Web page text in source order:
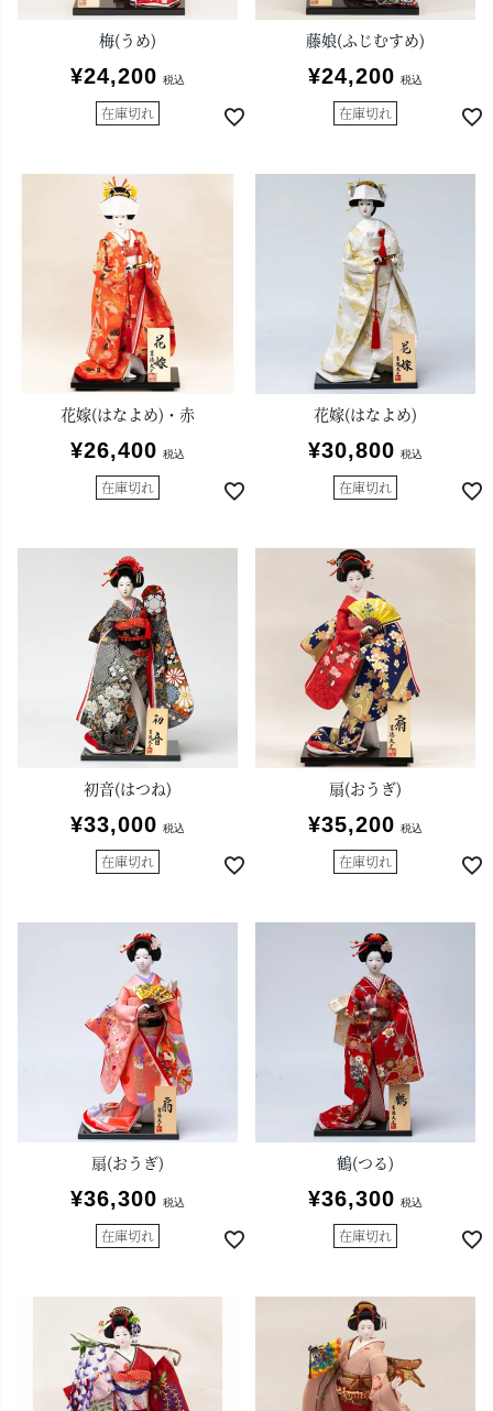
梅(うめ)
¥24,200 税込
在庫切れ
藤娘(ふじむすめ)
¥24,200 税込
在庫切れ
花嫁(はなよめ)・赤
¥26,400 税込
在庫切れ
花嫁(はなよめ)
¥30,800 税込
在庫切れ
初音(はつね)
¥33,000 税込
在庫切れ
扇(おうぎ)
¥35,200 税込
在庫切れ
扇(おうぎ)
¥36,300 税込
在庫切れ
鶴(つる)
¥36,300 税込
在庫切れ